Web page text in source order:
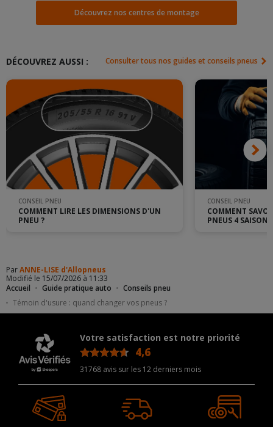
Accueil Guide pratique auto
Conseils pneu
Témoin d'usure : quand changer vos pneus ?
Découvrez nos centres de montage
DÉCOUVREZ AUSSI : Consulter tous nos guides et conseils pneus
CONSEIL PNEU
COMMENT LIRE LES DIMENSIONS D'UN
PNEU ?
CONSEIL PNEU
COMMENT
PNEUS 4
ParANNE-LISE d'Allopneus
Modifié le 15/07/2026 à 11:33
Votre satisfaction est notre priorité
4,6
31768 avis sur les 12 derniers mois